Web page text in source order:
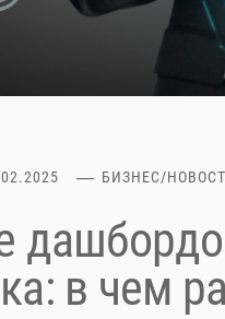
БИЗНЕС/
в чем